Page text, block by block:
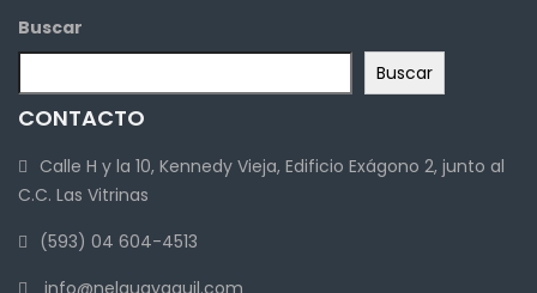
Buscar
Buscar
CONTACTO
Calle H y la 10, Kennedy Vieja, Edificio Exágono 2, junto al
C.C. Las Vitrinas
(593) 04 604-4513